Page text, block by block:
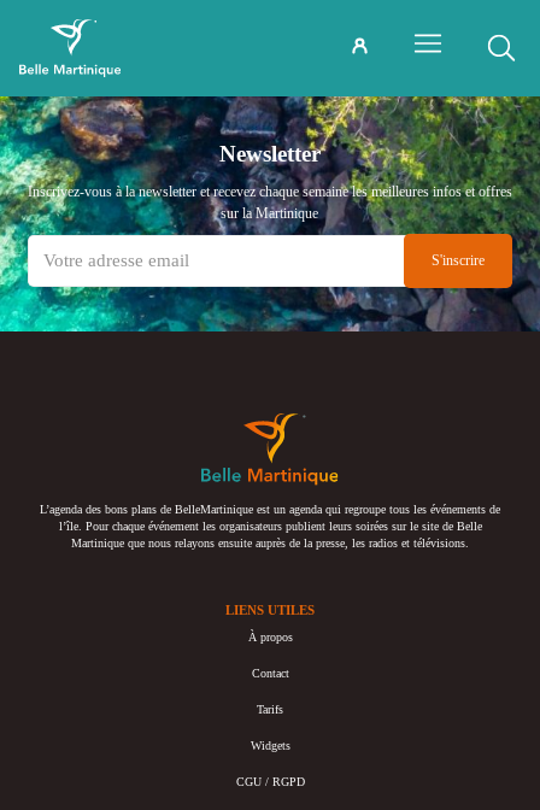
Newsletter
Inscrivez-vous à la newsletter et recevez chaque semaine les meilleures infos et offres
sur la Martinique
L’agenda des bons plans de BelleMartinique est un agenda qui regroupe tous les événements de
l’île. Pour chaque événement les organisateurs publient leurs soirées sur le site de Belle
Martinique que nous relayons ensuite auprès de la presse, les radios et télévisions.
LIENS UTILES
À propos
Contact
Tarifs
Widgets
CGU / RGPD